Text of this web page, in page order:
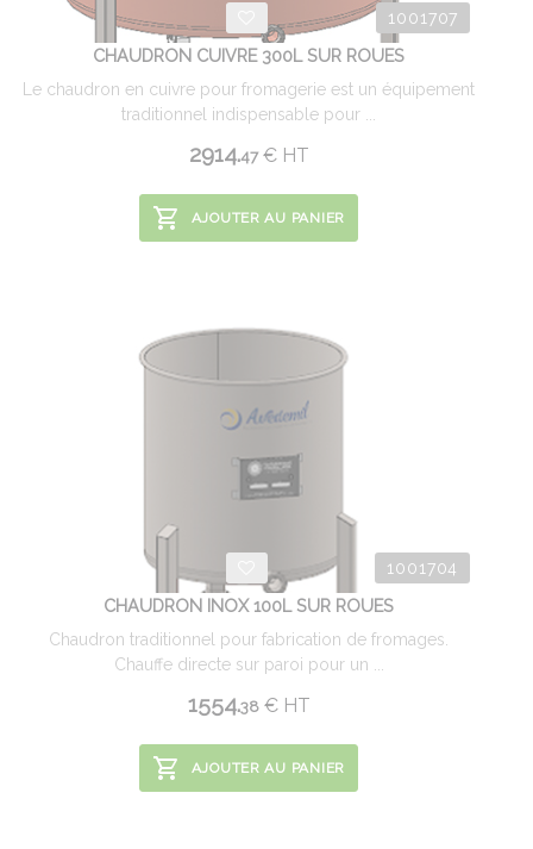
1001707
CHAUDRON CUIVRE 300L SUR ROUES
Le chaudron en cuivre pour fromagerie est un équipement
traditionnel indispensable pour ...
2914.47 €HT
AJOUTER AU PANIER
1001704
CHAUDRON INOX 100L SUR ROUES
Chaudron traditionnel pour fabrication de fromages.
Chauffe directe sur paroi pour un ...
1554.38 €HT
AJOUTER AU PANIER